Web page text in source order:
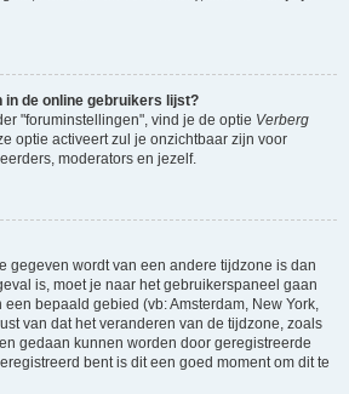
in de online gebruikers lijst?
"foruminstellingen", vind je de optie Verberg
optie activeert zul je onzichtbaar zijn voor
moderators en jezelf.
gegeven wordt van een andere tijdzone is dan
is, moet je naar het gebruikerspaneel gaan
bepaald gebied (vb: Amsterdam, New York,
van dat het veranderen van de tijdzone, zoals
gedaan kunnen worden door geregistreerde
bent is dit een goed moment om dit te